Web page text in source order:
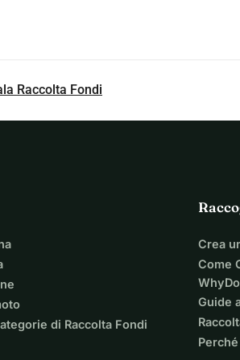
Raccolta Fondi
di Raccolta Fondi
Crea
Come
Guide